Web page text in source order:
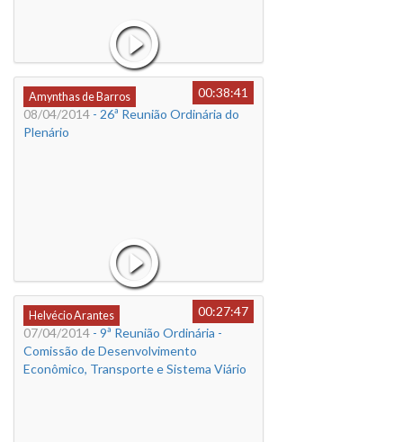
Amynthas de Barros
00:38:41
08/04/2014 - 26ª Reunião Ordinária do
Plenário
Helvécio Arantes
00:27:47
07/04/2014 - 9ª Reunião Ordinária -
Comissão de Desenvolvimento
Econômico, Transporte e Sistema Viário